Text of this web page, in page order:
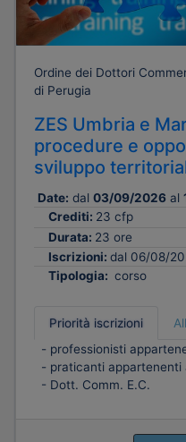
Ordine dei Dottori
di Perugia
ZES Umbria e
procedure e
sviluppo
Date: dal 03/09/2026 al
Crediti: 23 cfp
Durata: 23 ore
Iscrizioni: dal 06/08/
Tipologia: corso
Priorità iscrizioni
- professionisti
- praticanti appartenenti
- Dott. Comm. E.C.